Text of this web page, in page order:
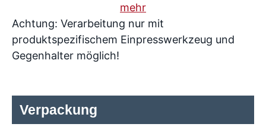
mehr
Achtung: Verarbeitung nur mit
produktspezifischem Einpresswerkzeug und
Gegenhalter möglich!
Verpackung